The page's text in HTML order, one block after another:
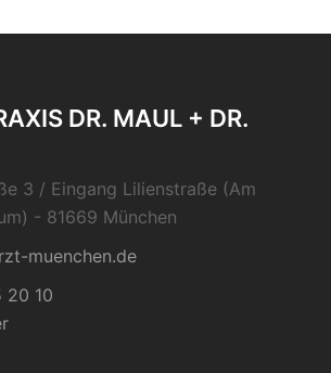
DR. MAUL + DR.
3 / Eingang Lilienstraße (Am
- 81669 München
muenchen.de
20 10